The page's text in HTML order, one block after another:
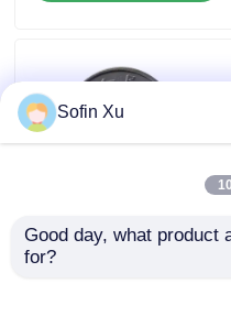
আমাদের সাথে যোগাযোগ
অক্সিজেন গ্যাস সেন্সর
ইনডোর গ্যাস এয়ার কোয়ালিটি
Sofin Xu
Good day, what product
for?